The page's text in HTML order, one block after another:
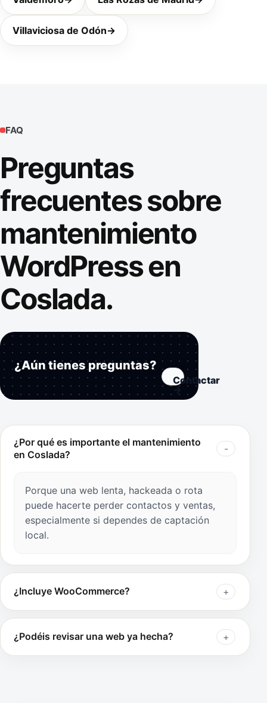
Villaviciosa de Odón→
FAQ
Preguntas
frecuentes sobre
mantenimiento
WordPress en
Coslada.
¿Aún tienes preguntas?
Contactar
→
¿Por qué es importante el mantenimiento
en Coslada?
Porque una web lenta, hackeada o rota
puede hacerte perder contactos y ventas,
especialmente si dependes de captación
local.
¿Incluye WooCommerce?
¿Podéis revisar una web ya hecha?